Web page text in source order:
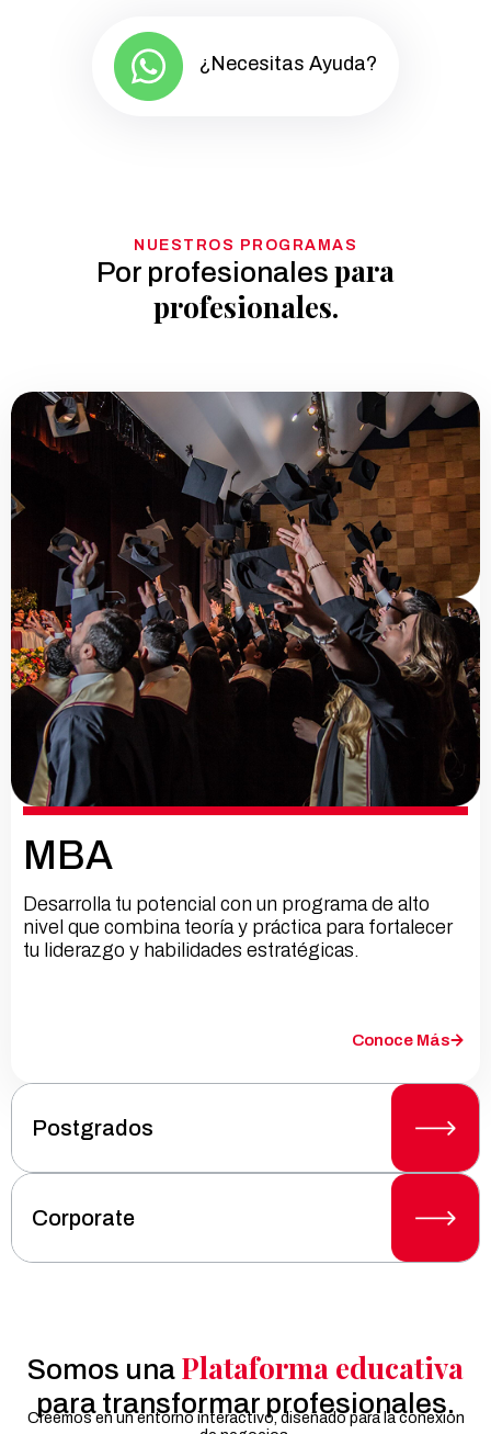
¿Necesitas Ayuda?
NUESTROS PROGRAMAS
Por profesionales para
profesionales.
MBA
Desarrolla tu potencial con un programa de alto
nivel que combina teoría y práctica para fortalecer
tu liderazgo y habilidades estratégicas.
Conoce Más
Postgrados
Corporate
Somos una Plataforma educativa
para transformar profesionales.
Creemos en un entorno interactivo, diseñado para la conexión